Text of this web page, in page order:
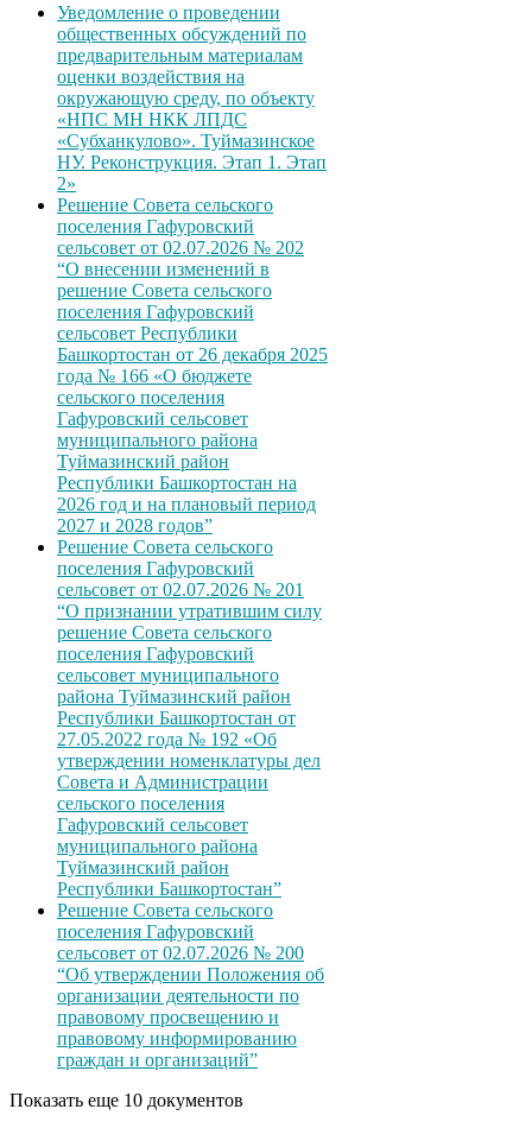
Уведомление о проведении
общественных обсуждений по
предварительным материалам
оценки воздействия на
окружающую среду, по объекту
«НПС МН НКК ЛПДС
«Субханкулово». Туймазинское
НУ. Реконструкция. Этап 1. Этап
2»
Решение Совета сельского
поселения Гафуровский
сельсовет от 02.07.2026 № 202
“О внесении изменений в
решение Совета сельского
поселения Гафуровский
сельсовет Республики
Башкортостан от 26 декабря 2025
года № 166 «О бюджете
сельского поселения
Гафуровский сельсовет
муниципального района
Туймазинский район
Республики Башкортостан на
2026 год и на плановый период
2027 и 2028 годов”
Решение Совета сельского
поселения Гафуровский
сельсовет от 02.07.2026 № 201
“О признании утратившим силу
решение Совета сельского
поселения Гафуровский
сельсовет муниципального
района Туймазинский район
Республики Башкортостан от
27.05.2022 года № 192 «Об
утверждении номенклатуры дел
Совета и Администрации
сельского поселения
Гафуровский сельсовет
муниципального района
Туймазинский район
Республики Башкортостан”
Решение Совета сельского
поселения Гафуровский
сельсовет от 02.07.2026 № 200
“Об утверждении Положения об
организации деятельности по
правовому просвещению и
правовому информированию
граждан и организаций”
Показать еще 10 документов